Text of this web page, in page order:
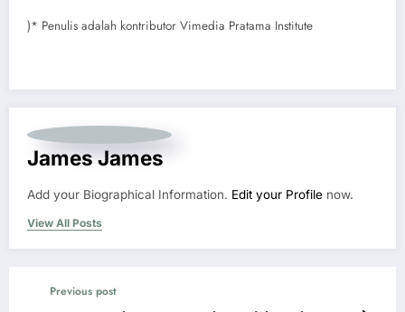
)* Penulis adalah kontributor Vimedia Pratama Institute
James James
Add your Biographical Information. Edit your Profile now.
View All Posts
Previous post